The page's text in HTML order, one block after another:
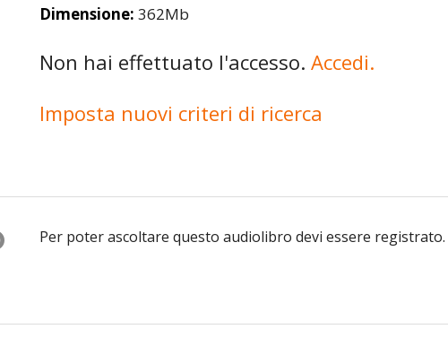
Dimensione: 362Mb
Non hai effettuato l'accesso. Accedi.
Imposta nuovi criteri di ricerca
Per poter ascoltare questo audiolibro devi essere registrato.